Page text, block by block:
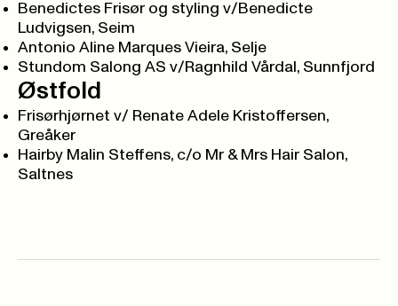
Benedictes Frisør og styling v/Benedicte
Ludvigsen, Seim
Antonio Aline Marques Vieira, Selje
Stundom Salong AS v/Ragnhild Vårdal, Sunnfjord
Østfold
Frisørhjørnet v/ Renate Adele Kristoffersen,
Greåker
Hairby Malin Steffens, c/o Mr & Mrs Hair Salon,
Saltnes